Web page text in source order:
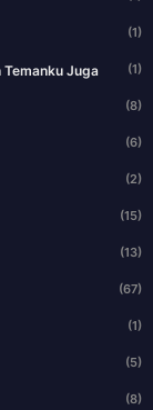
(1)
Temanku Juga (1)
(8)
(6)
(2)
(15)
(13)
(67)
(1)
(5)
(8)